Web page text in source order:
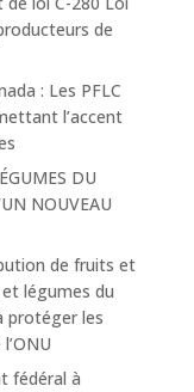
de
: Les PFLC
l’accent
DU
NOUVEAU
de fruits et
légumes du
protéger les
fédéral à